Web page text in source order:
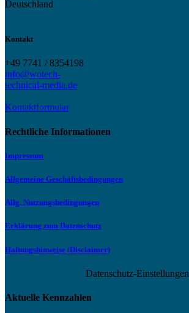
Deutschland
Kontakt
+49 7741 / 8354198
info@wotech-
technical-media.de
Kontaktformular
Rechtliche Informationen
Impressum
Allgemeine Geschäftsbedingungen
Allg. Nutzungsbedingungen
Erklärung zum Datenschutz
Haftungshinweise (Disclaimer)
Datenschutz-Einstellungen
Aktuelle Kennzahlen